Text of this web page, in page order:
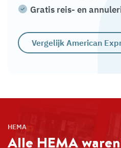
Gratis reis- en
Vergelijk American
HEMA
Alle HEMA